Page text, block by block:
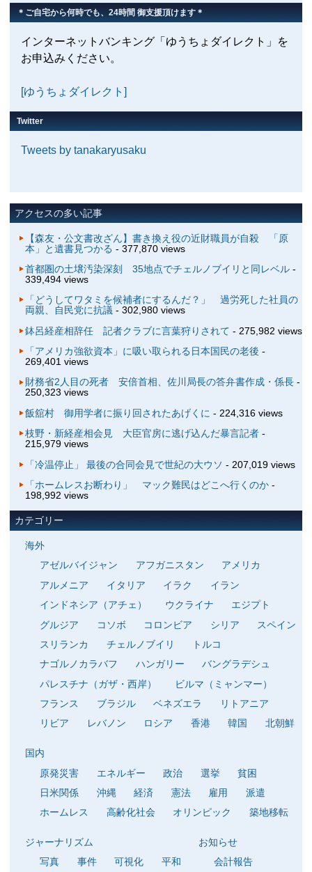
＊ご自宅から何時でも、24時間 御支援頂けます＊
インターネットバンキング「ゆうちょダイレクト」を
お申込みください。
[ゆうちょダイレクト]
Twitter
Tweets by tanakaryusaku
アクセスの多い記事
【森友・公文書改ざん】書き換え役の近財職員が自殺 「原
本」と遺書見つかる - 377,870 views
首都圏の土壌汚染深刻 35地点でチェルノブイリと同レベル-
339,494 views
「どうしてワタミを候補者にするんだ？」 過労死した社員の
両親、自民党に抗議- 302,980 views
鉢呂経産相辞任 記者クラブに言葉狩りされて - 275,982 views
「アメリカ強欲資本」に吸い取られる日本国民の老後 -
269,401 views
財務省2人目の死者 安倍首相、佐川局長の答弁書作成・係長-
250,323 views
飯舘村 御用学者に振り回されたあげくに - 224,316 views
枝野・新経産相会見 大臣官房に逃げ込んだ暴言記者-
215,979 views
「冷温停止」 最後の合同会見で世紀の大ウソ - 207,019 views
「ホームレスお断わり」 マック難民はどこへ行くのか-
198,992 views
カテゴリー
海外
アゼルバイジャン
アフガニスタン
アメリカ
アルメニア
イタリア イラク
イラン
インドネシア（アチェ）
ウクライナ
エジプト
グルジア
コソボ コロンビア シリア
スペイン
スリランカ
チェルノブイリ
トルコ
ナゴルノカラバフ
ハンガリー
バングラデシュ
パレスチナ（ガザ・西岸）
ビルマ（ミャンマー）
フランス
ブラジル ベネズエラ
リトアニア
リビア
レバノン ロシア 香港 韓国 北朝鮮
国内
原発災害
エネルギー 政治 選挙
貧困
日米関係
沖縄 経済 憲法 雇用
派遣
ホームレス
高齢化社会 オリンピック 築地移転
ジャーナリズム
写真
事件 可視化 平和
お知らせ
会計報告